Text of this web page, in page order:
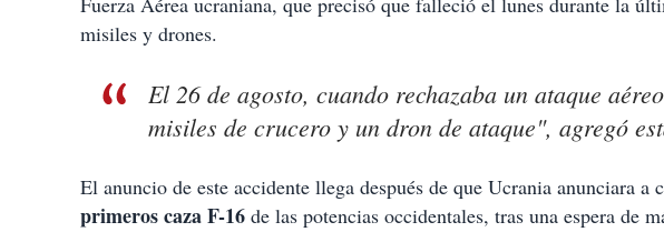
misiles y drones.
El 26 de agosto, cuando rechazaba un ataque
misiles de crucero y un dron de ataque", agregó
El anuncio de este accidente llega después de que Ucrania anunciara a
primeros caza F-16 de las potencias occidentales, tras una espera de